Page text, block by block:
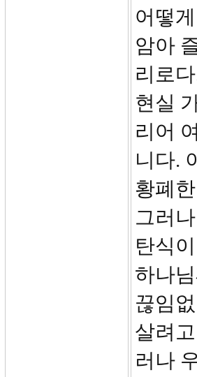
어떻
암아
리로
현실
리어
니다.
황폐
그러
탄식
하나
끊임
살려
러나